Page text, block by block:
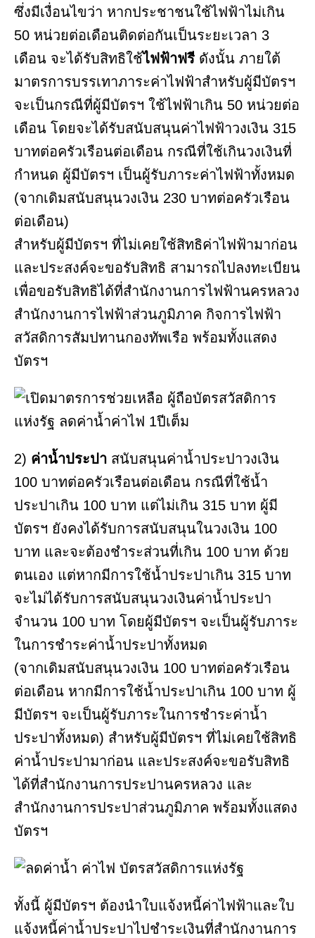
ซึ่งมีเงื่อนไขว่า หากประชาชนใช้ไฟฟ้าไม่เกิน
50 หน่วยต่อเดือนติดต่อกันเป็นระยะเวลา 3
เดือน จะได้รับสิทธิใช้ไฟฟ้าฟรี ดังนั้น ภายใต้
มาตรการบรรเทาภาระค่าไฟฟ้าสำหรับผู้มีบัตรฯ
จะเป็นกรณีที่ผู้มีบัตรฯ ใช้ไฟฟ้าเกิน 50 หน่วยต่อ
เดือน โดยจะได้รับสนับสนุนค่าไฟฟ้าวงเงิน 315
บาทต่อครัวเรือนต่อเดือน กรณีที่ใช้เกินวงเงินที่
กำหนด ผู้มีบัตรฯ เป็นผู้รับภาระค่าไฟฟ้าทั้งหมด
(จากเดิมสนับสนุนวงเงิน 230 บาทต่อครัวเรือน
ต่อเดือน)
สำหรับผู้มีบัตรฯ ที่ไม่เคยใช้สิทธิค่าไฟฟ้ามาก่อน
และประสงค์จะขอรับสิทธิ สามารถไปลงทะเบียน
เพื่อขอรับสิทธิได้ที่สำนักงานการไฟฟ้านครหลวง
สำนักงานการไฟฟ้าส่วนภูมิภาค กิจการไฟฟ้า
สวัสดิการสัมปทานกองทัพเรือ พร้อมทั้งแสดง
บัตรฯ
2) ค่าน้ำประปา สนับสนุนค่าน้ำประปาวงเงิน
100 บาทต่อครัวเรือนต่อเดือน กรณีที่ใช้น้ำ
ประปาเกิน 100 บาท แต่ไม่เกิน 315 บาท ผู้มี
บัตรฯ ยังคงได้รับการสนับสนุนในวงเงิน 100
บาท และจะต้องชำระส่วนที่เกิน 100 บาท ด้วย
ตนเอง แต่หากมีการใช้น้ำประปาเกิน 315 บาท
จะไม่ได้รับการสนับสนุนวงเงินค่าน้ำประปา
จำนวน 100 บาท โดยผู้มีบัตรฯ จะเป็นผู้รับภาระ
ในการชำระค่าน้ำประปาทั้งหมด
(จากเดิมสนับสนุนวงเงิน 100 บาทต่อครัวเรือน
ต่อเดือน หากมีการใช้น้ำประปาเกิน 100 บาท ผู้
มีบัตรฯ จะเป็นผู้รับภาระในการชำระค่าน้ำ
ประปาทั้งหมด) สำหรับผู้มีบัตรฯ ที่ไม่เคยใช้สิทธิ
ค่าน้ำประปามาก่อน และประสงค์จะขอรับสิทธิ
ได้ที่สำนักงานการประปานครหลวง และ
สำนักงานการประปาส่วนภูมิภาค พร้อมทั้งแสดง
บัตรฯ
ทั้งนี้ ผู้มีบัตรฯ ต้องนำใบแจ้งหนี้ค่าไฟฟ้าและใบ
แจ้งหนี้ค่าน้ำประปาไปชำระเงินที่สำนักงานการ